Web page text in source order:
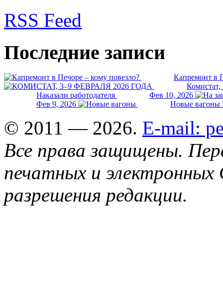
RSS Feed
Последние записи
Капремонт в
Комистат,
Наказали работодателя
Фев 10, 2026
Фев 9, 2026
Новые вагоны
© 2011 — 2026. E-mail:
Все права защищены.
печатных и
разрешения редакции.